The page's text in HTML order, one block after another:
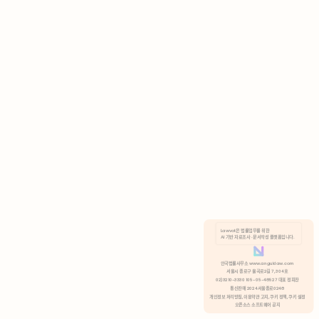
분석 쿠키 허용
Lawvot은 법률업무를 위한
AI 기반 자료조사 · 문서작성 플랫폼입니다.
안국법률사무소 www.anguklaw.com
서울시 종로구 율곡로2길 7, 304호
02)3210-3330 105-05-48527 대표 정희찬
통신판매 2024서울종로0248
개인정보 처리방침, 이용약관 고지, 쿠키 정책, 쿠키 설정
오픈소스 소프트웨어 공지